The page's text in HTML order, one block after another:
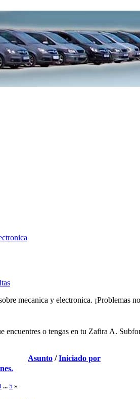
mecanica y electronica. ¡Problemas
encuentres o tengas en tu Zafira A.
Asunto /Iniciado por
... 5 »